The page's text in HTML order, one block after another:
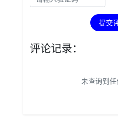
提交
评论记录：
未查询到任